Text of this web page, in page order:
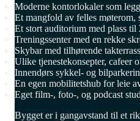
Moderne kontorlokaler som
Et mangfold av felles møterom,
Et stort auditorium med plass til
Treningssenter med en rekke
Skybar med tilhørende
Ulike tjenestekonsepter, cafeer
Innendørs sykkel- og
En egen mobilitetshub for leie
Eget film-, foto-, og podcast
Bygget er i gangavstand til et